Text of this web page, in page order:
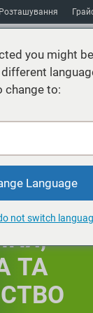
Розташування
ТА
you might be
change to:
Language
not switch